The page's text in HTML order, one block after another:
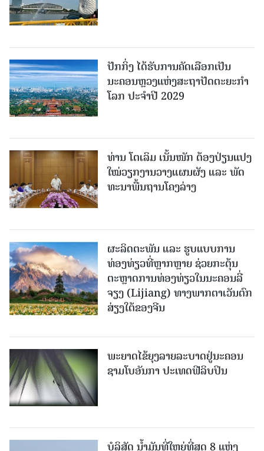
ປັກກິ່ງ ໄດ້ຮັບການຄັດເລືອກເປັນ
ນະຄອນຫຼວງແຫ່ງສະຖາປັດຕະຍະກຳ
ໂລກ ປະຈຳປີ 2029
ທ່ານ ໂຕ​ເລິມ ເນັ້ນໜັກ ຕ້ອງ​ປ່ຽນ​ແປງ​
ໃໝ່​ວຽກ​ງານ​ວາງ​ແຜນ​ຜັງ ແລະ ​ພັດ​
ທະ​ນາ​ພື້ນ​ຖານ​ໂຄງ​ລ່າງ
ຜະລິດຕະພັນ ແລະ ຮູບແບບການ
ທ່ອງທ່ຽວທີ່ຫຼາກຫຼາຍ ຊ່ວຍກະຕຸ້ນ
ຕະຫຼາດການທ່ອງທ່ຽວໃນນະຄອນລີ່
ຈຽງ (Lijiang) ທາງພາກຕາເວັນຕົກ
ສ່ຽງໃຕ້ຂອງຈີນ
ພະຍາດໄຂ້ຍຸງລາຍລະບາດຢູ່ນະຄອນ
ຊາມໂບ​ອັນກາ ປະເທດຟີລິບປິນ
ບໍລິສັດ ນ້ຳມັນທີ່ໃຫຍ່ທີ່ສຸດ 8 ແຫ່ງ